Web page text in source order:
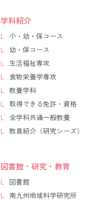
学科紹介
小・幼・保コース
幼・保コース
生活福祉専攻
食物栄養学専攻
教養学科
取得できる免許・資格
全学科共通一般教養
教員紹介（研究シーズ）
図書館・研究・教育
図書館
南九州地域科学研究所